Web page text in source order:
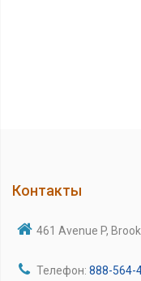
Контакты
461 Avenue P,
Телефон: 888-564-